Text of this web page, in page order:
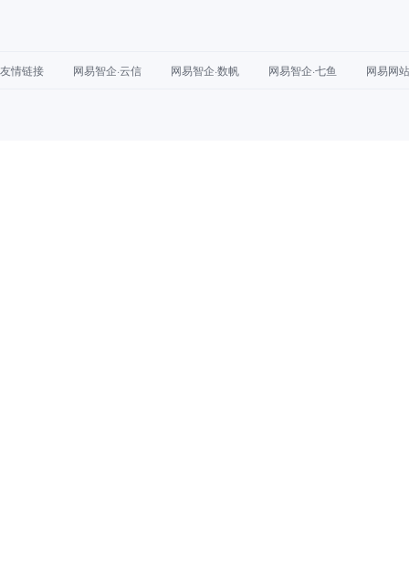
友情链接 网易智企·云信 网易智企·数帆 网易智企·七鱼 网易网